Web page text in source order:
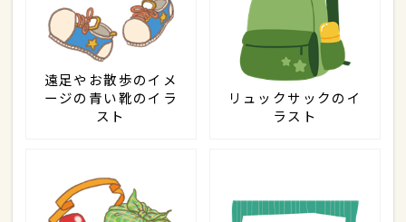
遠足やお散歩のイメ
ージの青い靴のイラ
スト
リュックサックのイ
ラスト